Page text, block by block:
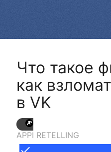
Что такое
как
в VK
APPI RETELLING